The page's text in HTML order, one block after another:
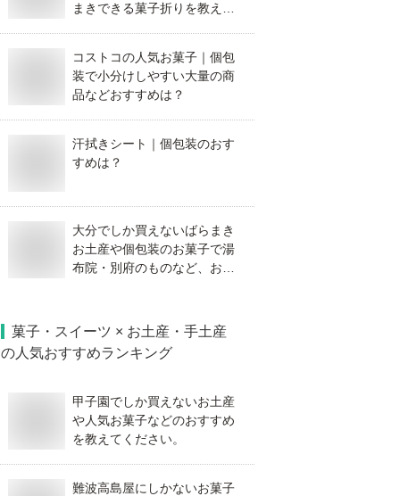
まきできる菓子折りを教えて
コストコの人気お菓子｜個包
装で小分けしやすい大量の商
品などおすすめは？
汗拭きシート｜個包装のおす
すめは？
大分でしか買えないばらまき
お土産や個包装のお菓子で湯
布院・別府のものなど、おす
菓子・スイーツ × お土産・手土産
の人気おすすめランキング
甲子園でしか買えないお土産
や人気お菓子などのおすすめ
を教えてください。
難波高島屋にしかないお菓子